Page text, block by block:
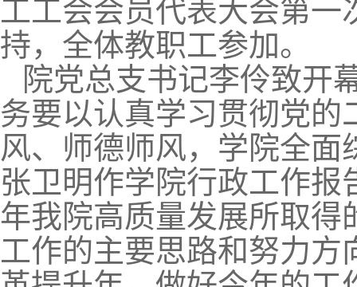
工工会会员代表大会第
持，全体教职工参加。
院党总支书记李伶致开
务要以认真学习贯彻党
风、师德师风，学院全
张卫明作学院行政工作
年我院高质量发展所取
工作的主要思路和努力